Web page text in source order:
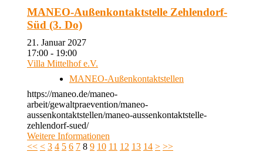
MANEO-Außenkontaktstelle Zehlendorf-
Süd (3. Do)
21. Januar 2027
17:00 - 19:00
Villa Mittelhof e.V.
MANEO-Außenkontaktstellen
https://maneo.de/maneo-
arbeit/gewaltpraevention/maneo-
aussenkontaktstellen/maneo-aussenkontaktstelle-
zehlendorf-sued/
Weitere Informationen
<< < 3 4 5 6 7 8 9 10 11 12 13 14 > >>